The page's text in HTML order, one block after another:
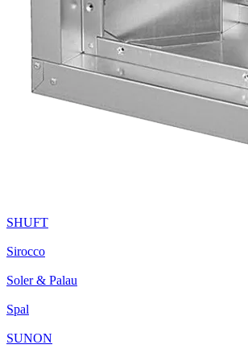
SHUFT
Sirocco
Soler & Palau
Spal
SUNON